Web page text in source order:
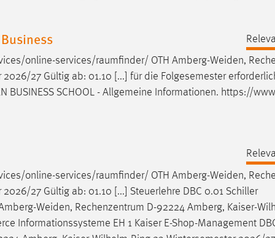
online-services/raumfinder/ OTH Amberg-Weiden,
27 Gültig ab: 01.10 [...] für die Folgesemester
BUSINESS SCHOOL - Allgemeine Informationen. https://
online-services/raumfinder/ OTH Amberg-Weiden,
27 Gültig ab: 01.10 [...] Steuerlehre DBC 0.01 Schiller
Weiden, Rechenzentrum D-92224 Amberg, Kaiser-
Informationssysteme EH 1 Kaiser E-Shop-Management